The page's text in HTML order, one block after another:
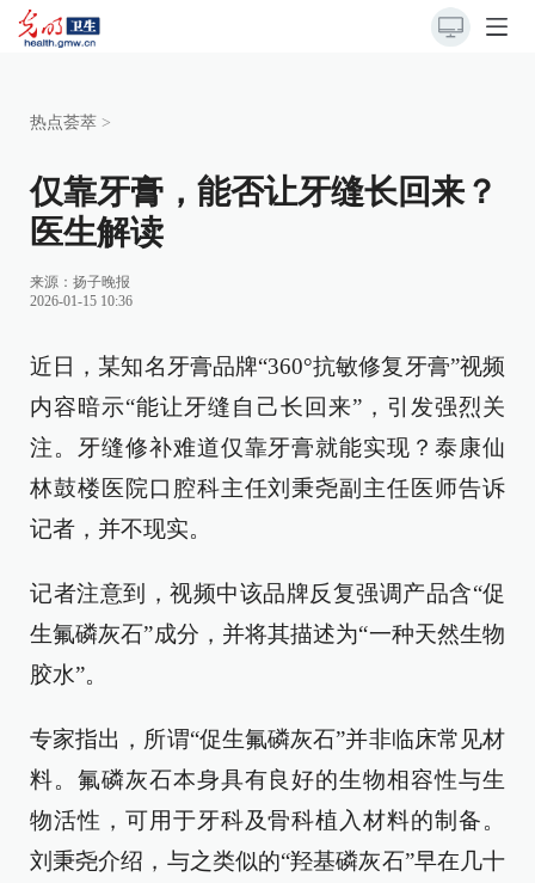
热点荟萃 >
仅靠牙膏，能否让牙缝长回来？
医生解读
来源： 扬子晚报
2026-01-15 10:36
近日，某知名牙膏品牌“360°抗敏修复牙膏”视频
内容暗示“能让牙缝自己长回来”，引发强烈关
注。牙缝修补难道仅靠牙膏就能实现？泰康仙
林鼓楼医院口腔科主任刘秉尧副主任医师告诉
记者，并不现实。
记者注意到，视频中该品牌反复强调产品含“促
生氟磷灰石”成分，并将其描述为“一种天然生物
胶水”。
专家指出，所谓“促生氟磷灰石”并非临床常见材
料。氟磷灰石本身具有良好的生物相容性与生
物活性，可用于牙科及骨科植入材料的制备。
刘秉尧介绍，与之类似的“羟基磷灰石”早在几十